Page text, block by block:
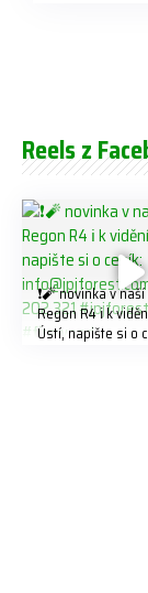
Reels z
❗️🧨 novinka v
Regon R4 ℹ️ k
Ústí, napište si o